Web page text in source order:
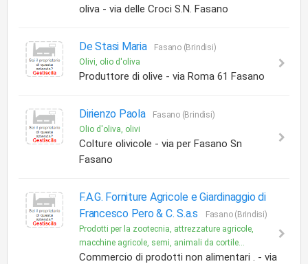
oliva - via delle Croci S.N. Fasano
De Stasi Maria
Fasano (Brindisi)
Olivi, olio d'oliva
Produttore di olive - via Roma 61 Fasano
Dirienzo Paola
Fasano (Brindisi)
Olio d'oliva, olivi
Colture olivicole - via per Fasano Sn
Fasano
F.A.G. Forniture Agricole e Giardinaggio di
Francesco Pero & C. S.a.s
Fasano (Brindisi)
Prodotti per la zootecnia, attrezzature agricole,
macchine agricole, semi, animali da cortile...
Commercio di prodotti non alimentari . - via